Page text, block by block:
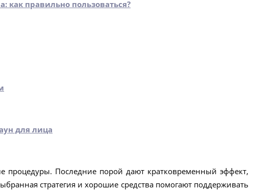
правильно пользоваться?
для лица
Последние порой дают кратковременный эффект,
стратегия и хорошие средства помогают поддерживать